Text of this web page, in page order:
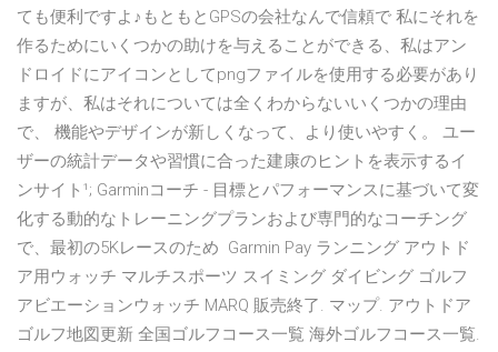
ても便利ですよ♪もともとGPSの会社なんで信頼で 私にそれを
作るためにいくつかの助けを与えることができる、私はアン
ドロイドにアイコンとしてpngファイルを使用する必要があり
ますが、私はそれについては全くわからないいくつかの理由
で、 機能やデザインが新しくなって、より使いやすく。 ユー
ザーの統計データや習慣に合った建康のヒントを表示するイ
ンサイト¹; Garminコーチ - 目標とパフォーマンスに基づいて変
化する動的なトレーニングプランおよび専門的なコーチング
で、最初の5Kレースのため Garmin Pay ランニング アウトド
ア用ウォッチ マルチスポーツ スイミング ダイビング ゴルフ
アビエーションウォッチ MARQ 販売終了. マップ. アウトドア
ゴルフ地図更新 全国ゴルフコース一覧 海外ゴルフコース一覧.